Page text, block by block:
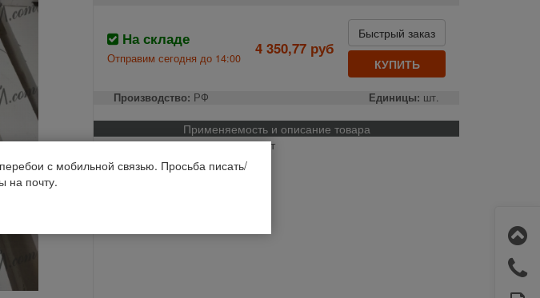
На складе
Отправим сегодня до 14:00
4 350,77 руб
Быстрый заказ
КУПИТЬ
Производство: РФ Единицы: шт.
Применяемость и описание товара
Российская федерация, экспорт
Нива
Код 1С: 34493
с мобильной связью. Просьба писать/
на почту.